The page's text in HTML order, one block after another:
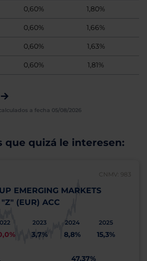
0,60% 1,80%
0,60% 1,66%
0,60% 1,63%
0,60% 1,81%
a fecha 05/08/2026
que quizá le interesen:
CNMV: 983
EMERGING MARKETS
(EUR) ACC
2023
3,7%
2024
8,8%
2025
15,3%
47,37%